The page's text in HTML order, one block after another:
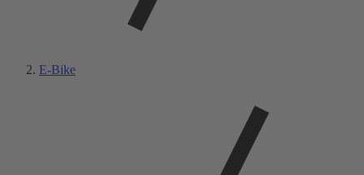
E-Bike